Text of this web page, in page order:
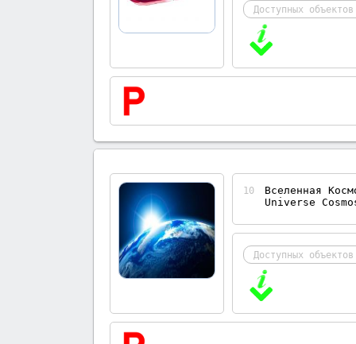
Доступных объектов
10
Вселенная
Universe
Доступных объектов